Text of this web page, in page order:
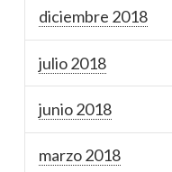
diciembre 2018
julio 2018
junio 2018
marzo 2018